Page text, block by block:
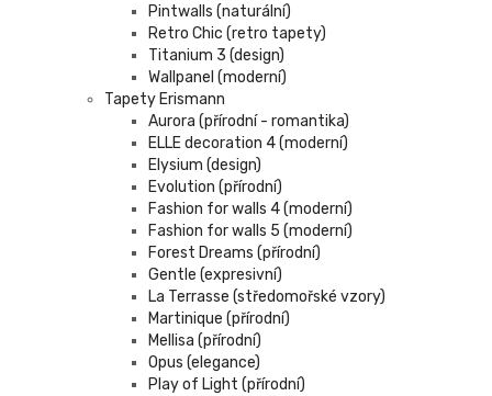
Pintwalls (naturální)
Retro Chic (retro tapety)
Titanium 3 (design)
Wallpanel (moderní)
Tapety Erismann
Aurora (přírodní - romantika)
ELLE decoration 4 (moderní)
Elysium (design)
Evolution (přírodní)
Fashion for walls 4 (moderní)
Fashion for walls 5 (moderní)
Forest Dreams (přírodní)
Gentle (expresivní)
La Terrasse (středomořské vzory)
Martinique (přírodní)
Mellisa (přírodní)
Opus (elegance)
Play of Light (přírodní)